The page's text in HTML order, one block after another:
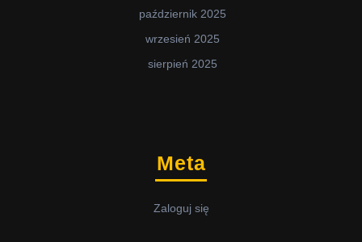
październik 2025
wrzesień 2025
sierpień 2025
Meta
Zaloguj się